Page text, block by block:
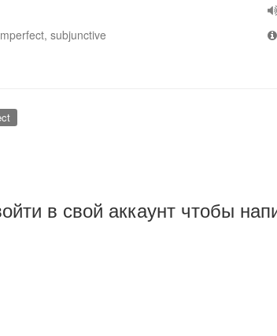
subjunctive
в свой аккаунт чтобы